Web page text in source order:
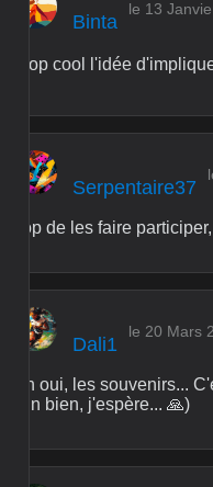
Binta
le 13
Trop cool l'idée
Serpentaire37
Top de les faire
Dali1
le 20 Mars
Ah oui, les souvenirs...
(En bien, j'espère... 🙏)